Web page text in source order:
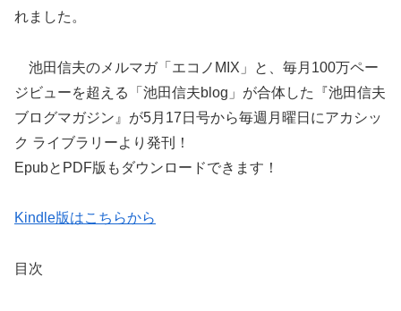
れました。
池田信夫のメルマガ「エコノMIX」と、毎月100万ペー
ジビューを超える「池田信夫blog」が合体した『池田信夫
ブログマガジン』が5月17日号から毎週月曜日にアカシッ
ク ライブラリーより発刊！
EpubとPDF版もダウンロードできます！
Kindle版はこちらから
目次